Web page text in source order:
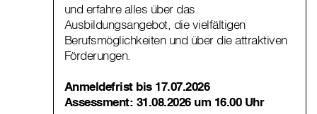
und erfahre alles über das
Ausbildungsangebot, die vielfältigen
Berufsmöglichkeiten und über die attraktiven
Förderungen.
Anmeldefrist bis 17.07.2026
Assessment: 31.08.2026 um 16.00 Uhr